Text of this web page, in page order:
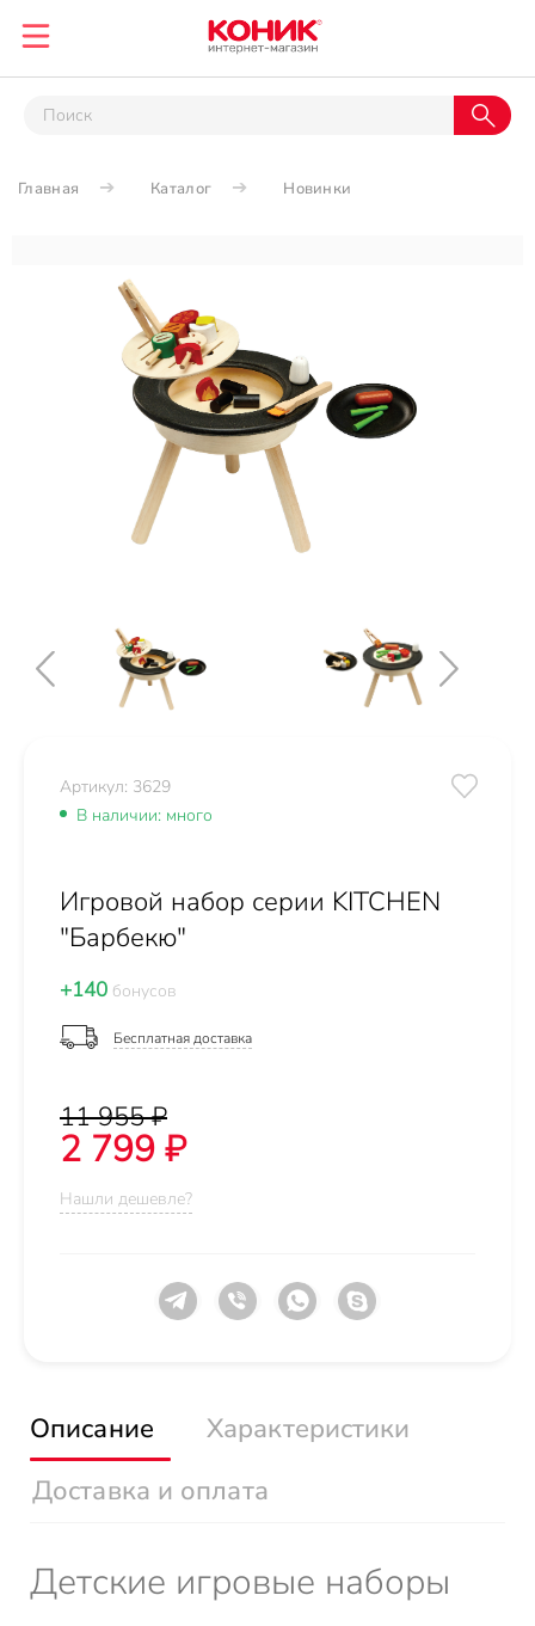
Главная Каталог Новинки
Артикул: 3629
В наличии: много
Игровой набор серии KITCHEN
"Барбекю"
+140 бонусов
Бесплатная доставка
11 955 ₽
2 799 ₽
Нашли дешевле?
Описание
Характеристики
Доставка и оплата
Детские игровые наборы